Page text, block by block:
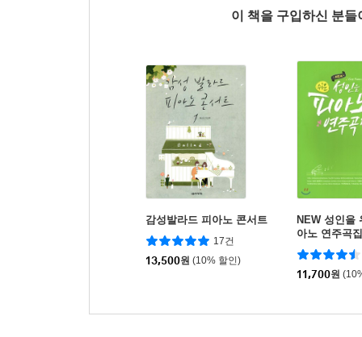
이 책을 구입하신 분
감성발라드 피아노 콘서트
17건
13,500원 (10% 할인)
NEW 성인을
아노 연주곡집
11,700원